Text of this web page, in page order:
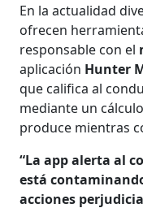
En la actualidad
ofrecen
responsable con el
aplicación Hunter
que califica al
mediante un
produce mientras
“La app alerta al
está
acciones